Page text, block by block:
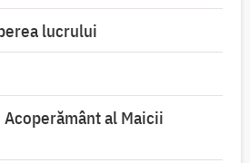
lucrului
al Maicii